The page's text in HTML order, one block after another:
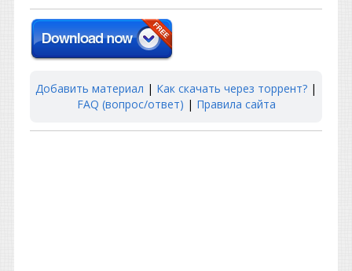
Добавить материал | Как скачать через торрент? |
FAQ (вопрос/ответ) | Правила сайта